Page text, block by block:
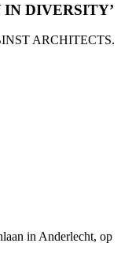
IN DIVERSITY’
ARCHITECTS.
in Anderlecht, op